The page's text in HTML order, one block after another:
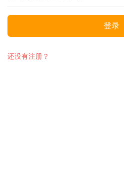
登录
还没有注册？